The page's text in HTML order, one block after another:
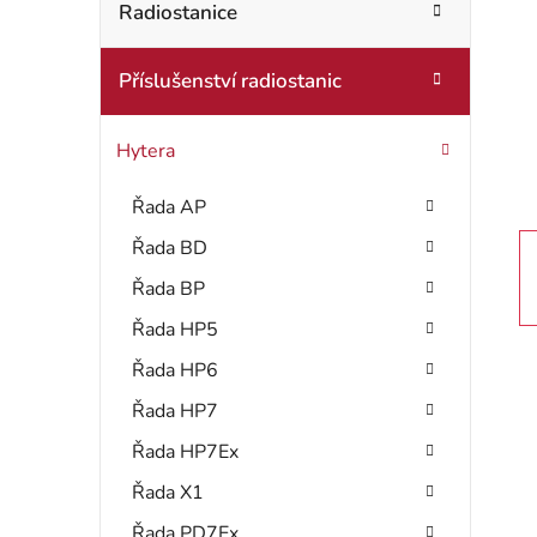
r
a
n
r
e
Radiostanice
Příslušenství radiostanic
Hytera
Řada AP
Řada BD
Řada BP
Řada HP5
Řada HP6
Řada HP7
Řada HP7Ex
Řada X1